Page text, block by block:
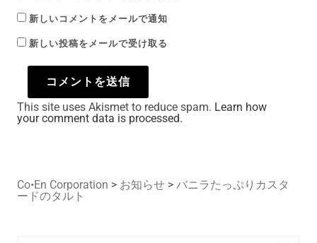
新しいコメントをメールで通知
新しい投稿をメールで受け取る
This site uses Akismet to reduce spam. Learn how
your comment data is processed.
Co•En Corporation > お知らせ > バニラたっぷりカスタ
ードのタルト